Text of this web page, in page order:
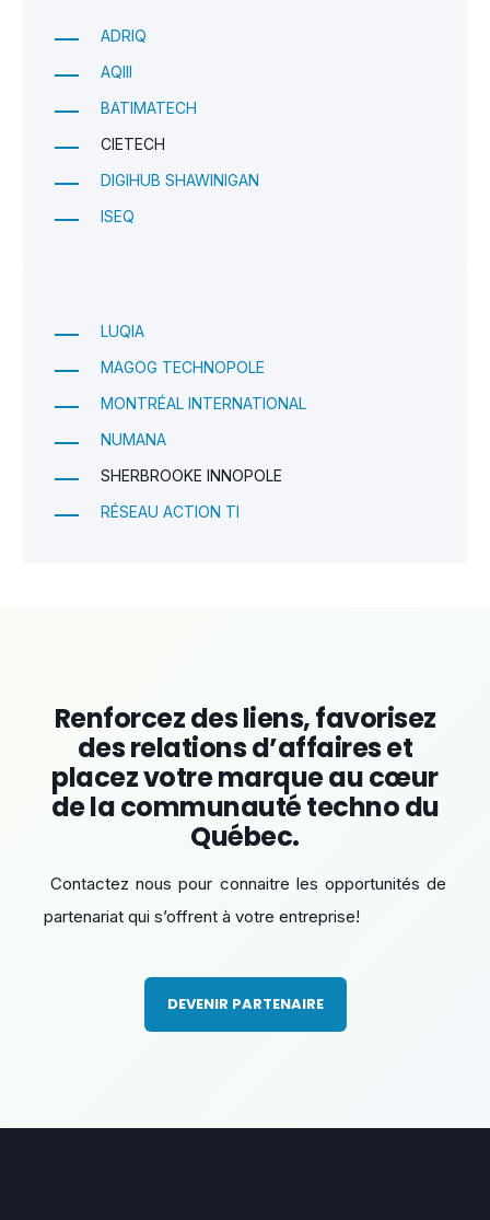
ADRIQ
AQIII
BATIMATECH
CIETECH
DIGIHUB SHAWINIGAN
ISEQ
LUQIA
MAGOG TECHNOPOLE
MONTRÉAL INTERNATIONAL
NUMANA
SHERBROOKE INNOPOLE
RÉSEAU ACTION TI
Renforcez des liens, favorisez
des relations d’affaires et
placez votre marque au cœur
de la communauté techno du
Québec.
Contactez nous pour connaitre les opportunités de
partenariat qui s’offrent à votre entreprise!
DEVENIR PARTENAIRE